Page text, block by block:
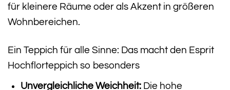
für kleinere Räume oder als Akzent in größeren
Wohnbereichen.
Ein Teppich für alle Sinne: Das macht den Esprit
Hochflorteppich so besonders
Unvergleichliche Weichheit:Die hohe